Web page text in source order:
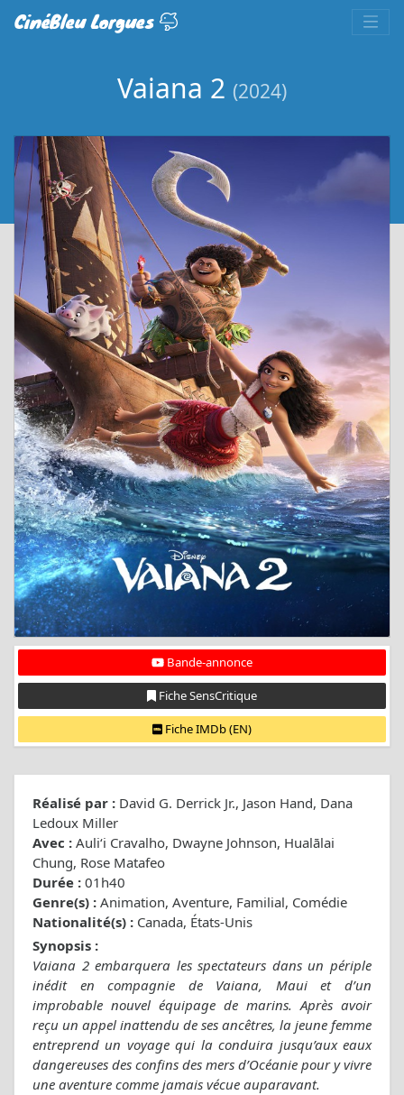
CinéBleu Lorgues
Vaiana 2 (2024)
Bande-annonce
Fiche SensCritique
Fiche IMDb (EN)
Réalisé par : David G. Derrick Jr., Jason Hand, Dana
Ledoux Miller
Avec : Auliʻi Cravalho, Dwayne Johnson, Hualālai
Chung, Rose Matafeo
Durée : 01h40
Genre(s) : Animation, Aventure, Familial, Comédie
Nationalité(s) : Canada, États-Unis
Synopsis :
Vaiana 2 embarquera les spectateurs dans un périple
inédit en compagnie de Vaiana, Maui et d’un
improbable nouvel équipage de marins. Après avoir
reçu un appel inattendu de ses ancêtres, la jeune femme
entreprend un voyage qui la conduira jusqu’aux eaux
dangereuses des confins des mers d’Océanie pour y vivre
une aventure comme jamais vécue auparavant.